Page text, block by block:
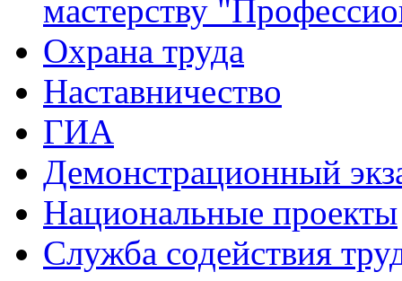
мастерству
Охрана труда
Наставничество
ГИА
Демонстрационный
Национальные проекты
Служба содействия